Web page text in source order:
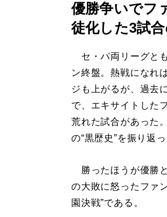
優勝争いでフ
徒化した3試合
セ・パ両リーグと
ン終盤。熱戦になれ
ジも上がるが、過去
で、エキサイトした
荒れた試合があった
の“黒歴史”を振り返っ
勝ったほうが優勝
の大敗に怒ったファ
園決戦”である。